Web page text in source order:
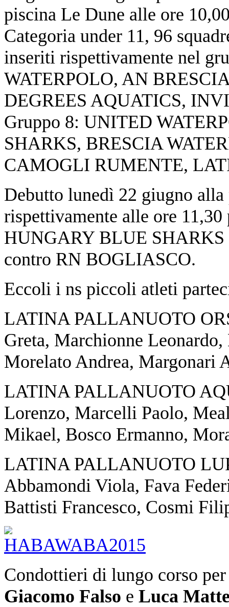
piscina Le Dune alle ore
Categoria under 11, 96
inseriti rispettivamente nel
WATERPOLO, AN
DEGREES AQUATICS,
Gruppo 8: UNITED
SHARKS, BRESCIA
CAMOGLI
Debutto lunedì 22 giugno
rispettivamente alle ore
HUNGARY BLUE
contro RN BOGLIASCO.
Eccoli i ns piccoli atleti
LATINA PALLANUOTO
Greta, Marchionne
Morelato Andrea, Margonari
LATINA PALLANUOTO
Lorenzo, Marcelli Paolo,
Mikael, Bosco Ermanno,
LATINA PALLANUOTO
Abbamondi Viola, Fava
Battisti Francesco, Cosmi
Condottieri di lungo corso
Giacomo Falso e Luca